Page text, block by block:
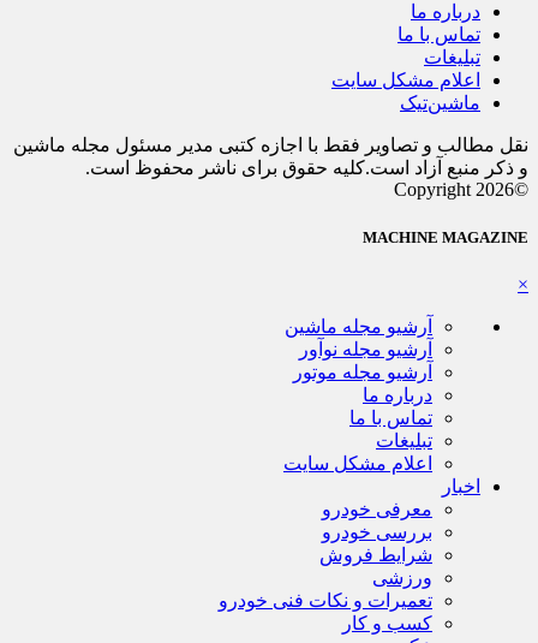
درباره ما
تماس با ما
تبلیغات
اعلام مشکل سایت
ماشین‌تیک
نقل مطالب و تصاویر فقط با اجازه کتبی مدیر مسئول مجله ماشین
و ذکر منبع آزاد است.کلیه حقوق برای ناشر محفوظ است.
©Copyright 2026
MACHINE MAGAZINE
×
آرشیو مجله ماشین
آرشیو مجله نوآور
آرشیو مجله موتور
درباره ما
تماس با ما
تبلیغات
اعلام مشکل سایت
اخبار
معرفی خودرو
بررسی خودرو
شرایط فروش
ورزشی
تعمیرات و نکات فنی خودرو
کسب و کار